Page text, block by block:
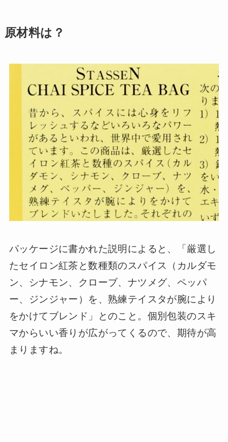
原材料は？
パッケージに書かれた説明によると、「厳選し
たセイロン紅茶と数種類のスパイス（カルダモ
ン、シナモン、クローブ、ナツメグ、ペッパ
ー、ジンジャー）を、熟練テイスタが腕により
をかけてブレンド」とのこと。個別包装のスキ
マからいい香りが広がってくるので、期待が高
まりますね。